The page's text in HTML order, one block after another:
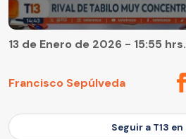
Francisco Sepúlveda
13 de Enero de 2026 - 15:55 hrs.
Seguir a T13 en